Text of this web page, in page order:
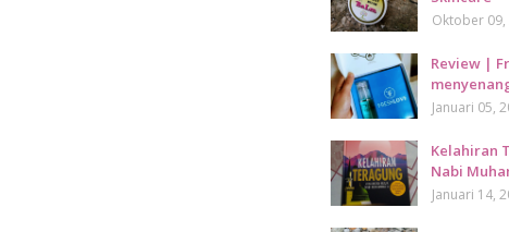
Oktober 09,
Review |
Januari 05,
Kelahiran
Nabi
Januari 14,